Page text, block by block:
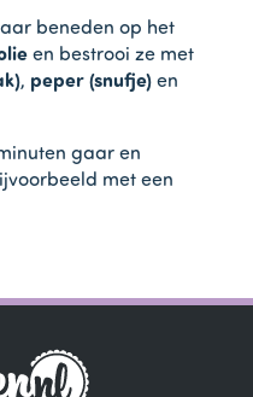
beneden op het
en bestrooi ze met
, peper (snufje) en
gaar en
met een